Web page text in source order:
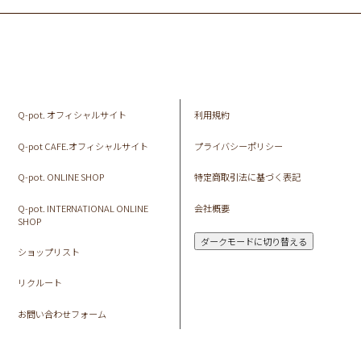
Q-pot. オフィシャルサイト
Q-pot CAFE.オフィシャルサイト
Q-pot. ONLINE SHOP
Q-pot. INTERNATIONAL ONLINE
SHOP
ショップリスト
リクルート
お問い合わせフォーム
利用規約
プライバシーポリシー
特定商取引法に基づく表記
会社概要
ダークモードに切り替える